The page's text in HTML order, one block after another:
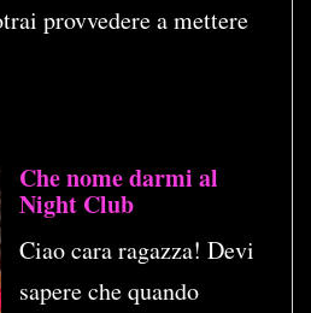
provvedere a mettere
Che nome darmi al
Night Club
Ciao cara ragazza! Devi
sapere che quando